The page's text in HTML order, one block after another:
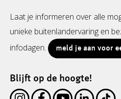
Laat je informeren over alle
unieke buitenlandervaring en
infodagen.
meld je aan voor
Blijft op de hoogte!